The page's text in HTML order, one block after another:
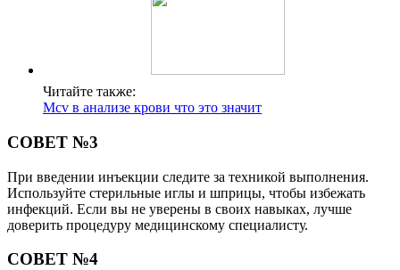
Читайте также:
Mcv в анализе крови что это значит
СОВЕТ №3
При введении инъекции следите за техникой выполнения.
Используйте стерильные иглы и шприцы, чтобы избежать
инфекций. Если вы не уверены в своих навыках, лучше
доверить процедуру медицинскому специалисту.
СОВЕТ №4